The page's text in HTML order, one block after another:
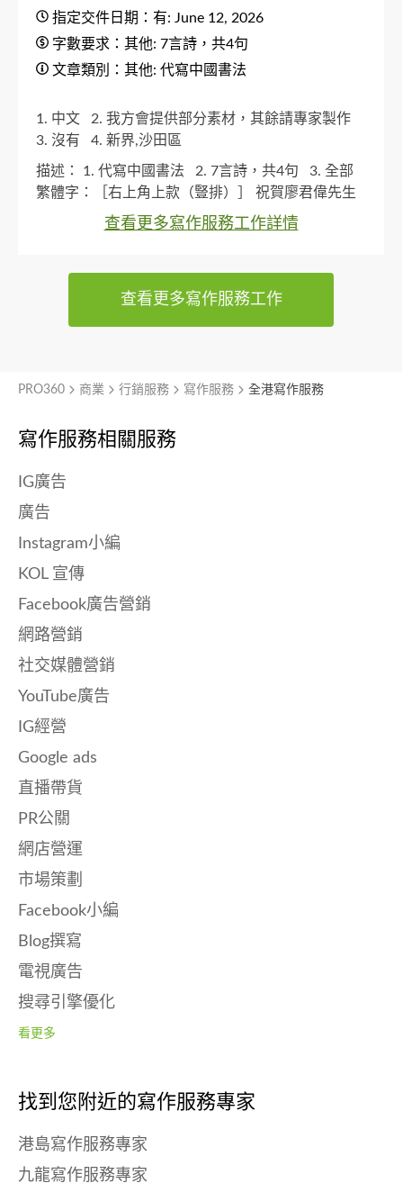
指定交件日期：有: June 12, 2026
字數要求：其他: 7言詩，共4句
文章類別：其他: 代寫中國書法
1. 中文
2. 我方會提供部分素材，其餘請專家製作
3. 沒有
4. 新界,沙田區
描述： 1. 代寫中國書法 2. 7言詩，共4句
3. 全部
繁體字：［右上角上款（豎排）］ 祝賀廖君偉先生
榮休之喜 【中心主文（大字豎排，四列）】 君持萬
ASMPT 李光建與人力資源及設施管理部敬書 二〇二
六年六月夏 【左下角印章（紅色）】 李光建（姓名
章）
查看更多寫作服務工作詳情
查看更多寫作服務工作
寫作服務相關服務
IG廣告
廣告
Instagram小編
KOL 宣傳
Facebook廣告營銷
網路營銷
社交媒體營銷
YouTube廣告
IG經營
Google ads
直播帶貨
PR公關
網店營運
市場策劃
Facebook小編
Blog撰寫
電視廣告
搜尋引擎優化
看更多
找到您附近的寫作服務專家
港島寫作服務專家
九龍寫作服務專家
PRO360 商業 行銷服務 寫作服務 全港寫作服務